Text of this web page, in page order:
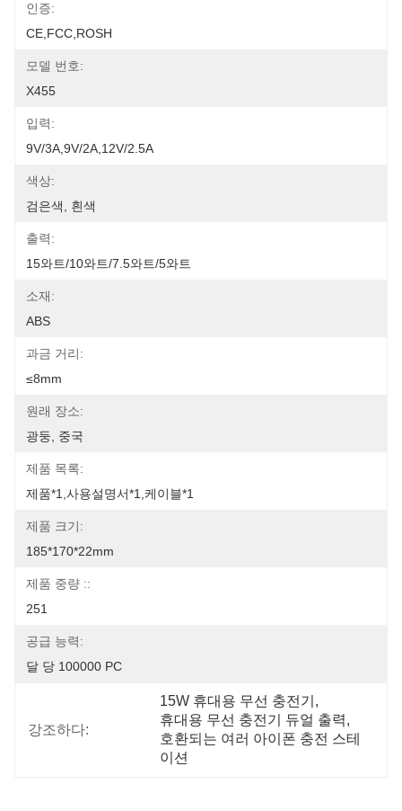
인증:
CE,FCC,ROSH
모델 번호:
X455
입력:
9V/3A,9V/2A,12V/2.5A
색상:
검은색, 흰색
출력:
15와트/10와트/7.5와트/5와트
소재:
ABS
과금 거리:
≤8mm
원래 장소:
광둥, 중국
제품 목록:
제품*1,사용설명서*1,케이블*1
제품 크기:
185*170*22mm
제품 중량 ::
251
공급 능력:
달 당 100000 PC
강조하다:
15W 휴대용 무선 충전기 ,
휴대용 무선 충전기 듀얼 출력,
호환되는 여러 아이폰 충전 스테
이션